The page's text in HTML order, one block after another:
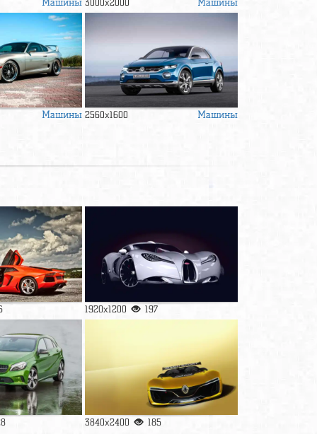
3000x2000
Машины 2560x1600 Машины
1920x1200 197
3840x2400 185